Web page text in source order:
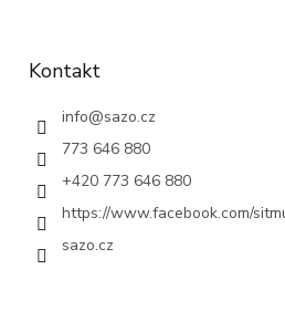
Kontakt
info@sazo.cz
773 646 880
+420 773 646 880
https://www.facebook.com/
sazo.cz